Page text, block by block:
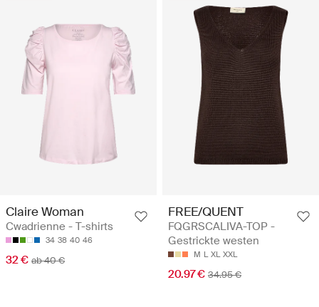
Claire Woman
Cwadrienne - T-shirts
34 38 40 46
32 € ab 40 €
FREE/QUENT
FQGRSCALIVA-TOP -
Gestrickte westen
M L XL XXL
20.97 € 34.95 €